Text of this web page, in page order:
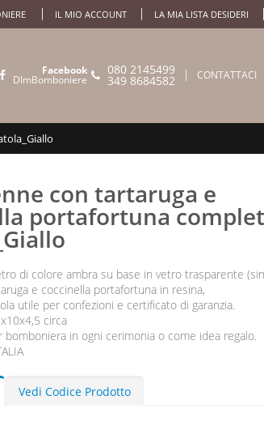
IL MIO ACCOUNT LA MIA LISTA DESIDERI
Facebook
DlmBomboniere
080 2145499
349 8684582 CONTATTACI
con tartaruga e
portafortuna
di colore ambra su base in vetro trasparente
e coccinella portafortuna in resina,
utile per confezioni e certificato di garanzia.
circa
in ogni cerimonia o come idea regalo.
Vedi Codice Prodotto